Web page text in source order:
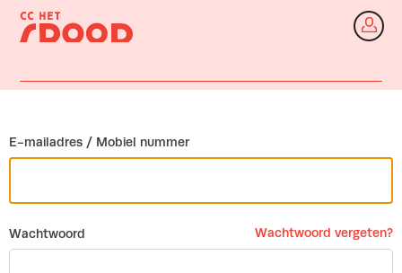
E-mailadres / Mobiel nummer
Wachtwoord Wachtwoord vergeten?